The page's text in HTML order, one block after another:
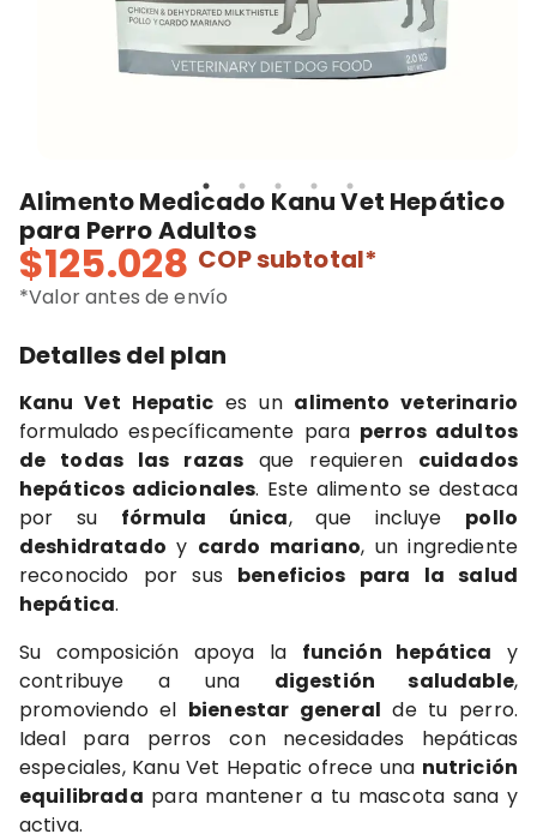
Alimento Medicado Kanu Vet Hepático
para Perro Adultos
$125.028 COPsubtotal*
*Valor antes de envío
Detalles del plan
Kanu Vet Hepatic es un alimento veterinario
formulado específicamente para perros adultos
de todas las razas que requieren cuidados
hepáticos adicionales. Este alimento se destaca
por su fórmula única, que incluye pollo
deshidratado y cardo mariano, un ingrediente
reconocido por sus beneficios para la salud
hepática.
Su composición apoya la función hepática y
contribuye a una digestión saludable,
promoviendo el bienestar general de tu perro.
Ideal para perros con necesidades hepáticas
especiales, Kanu Vet Hepatic ofrece una nutrición
equilibrada para mantener a tu mascota sana y
activa.